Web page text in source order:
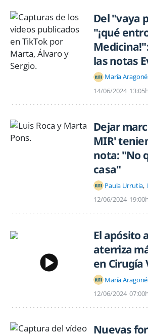
Del "vaya
"¡qué
las notas
María
14/06/2024 13:05h
Dejar
MIR'
nota: "No
casa"
Paula Urrutia
12/06/2024 19:00h
El apósito
aterriza
en Cirugía
María
12/06/2024 07:00h
Nuevas